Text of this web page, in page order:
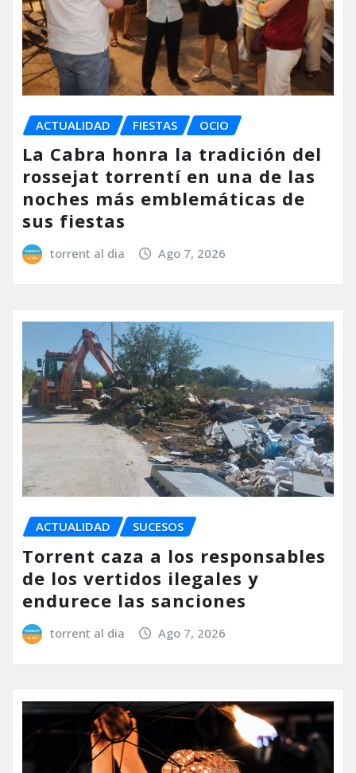
ACTUALIDAD FIESTAS OCIO
La Cabra honra la tradición del
rossejat torrentí en una de las
noches más emblemáticas de
sus fiestas
torrent al dia Ago 7, 2026
ACTUALIDAD SUCESOS
Torrent caza a los responsables
de los vertidos ilegales y
endurece las sanciones
torrent al dia Ago 7, 2026